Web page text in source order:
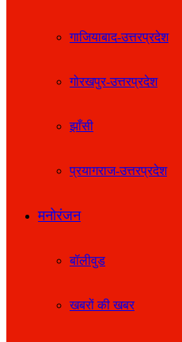
गाजियाबाद-उत्तरप्रदेश
गोरखपुर-उत्तरप्रदेश
झाँसी
प्रयागराज-उत्तरप्रदेश
मनोरंजन
बॉलीवुड
खबरों की खबर